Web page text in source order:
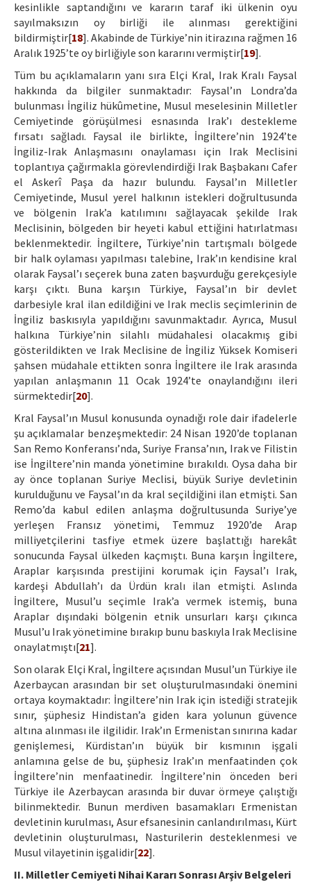
kesinlikle saptandığını ve kararın taraf iki ülkenin oyu
sayılmaksızın oy birliği ile alınması gerektiğini
bildirmiştir[18]. Akabinde de Türkiye’nin itirazına rağmen 16
Aralık 1925’te oy birliğiyle son kararını vermiştir[19].
Tüm bu açıklamaların yanı sıra Elçi Kral, Irak Kralı Faysal
hakkında da bilgiler sunmaktadır: Faysal’ın Londra’da
bulunması İngiliz hükûmetine, Musul meselesinin Milletler
Cemiyetinde görüşülmesi esnasında Irak’ı destekleme
fırsatı sağladı. Faysal ile birlikte, İngiltere’nin 1924’te
İngiliz-Irak Anlaşmasını onaylaması için Irak Meclisini
toplantıya çağırmakla görevlendirdiği Irak Başbakanı Cafer
el Askerî Paşa da hazır bulundu. Faysal’ın Milletler
Cemiyetinde, Musul yerel halkının istekleri doğrultusunda
ve bölgenin Irak’a katılımını sağlayacak şekilde Irak
Meclisinin, bölgeden bir heyeti kabul ettiğini hatırlatması
beklenmektedir. İngiltere, Türkiye’nin tartışmalı bölgede
bir halk oylaması yapılması talebine, Irak’ın kendisine kral
olarak Faysal’ı seçerek buna zaten başvurduğu gerekçesiyle
karşı çıktı. Buna karşın Türkiye, Faysal’ın bir devlet
darbesiyle kral ilan edildiğini ve Irak meclis seçimlerinin de
İngiliz baskısıyla yapıldığını savunmaktadır. Ayrıca, Musul
halkına Türkiye’nin silahlı müdahalesi olacakmış gibi
gösterildikten ve Irak Meclisine de İngiliz Yüksek Komiseri
şahsen müdahale ettikten sonra İngiltere ile Irak arasında
yapılan anlaşmanın 11 Ocak 1924’te onaylandığını ileri
sürmektedir[20].
Kral Faysal’ın Musul konusunda oynadığı role dair ifadelerle
şu açıklamalar benzeşmektedir: 24 Nisan 1920’de toplanan
San Remo Konferansı’nda, Suriye Fransa’nın, Irak ve Filistin
ise İngiltere’nin manda yönetimine bırakıldı. Oysa daha bir
ay önce toplanan Suriye Meclisi, büyük Suriye devletinin
kurulduğunu ve Faysal’ın da kral seçildiğini ilan etmişti. San
Remo’da kabul edilen anlaşma doğrultusunda Suriye’ye
yerleşen Fransız yönetimi, Temmuz 1920’de Arap
milliyetçilerini tasfiye etmek üzere başlattığı harekât
sonucunda Faysal ülkeden kaçmıştı. Buna karşın İngiltere,
Araplar karşısında prestijini korumak için Faysal’ı Irak,
kardeşi Abdullah’ı da Ürdün kralı ilan etmişti. Aslında
İngiltere, Musul’u seçimle Irak’a vermek istemiş, buna
Araplar dışındaki bölgenin etnik unsurları karşı çıkınca
Musul’u Irak yönetimine bırakıp bunu baskıyla Irak Meclisine
onaylatmıştı[21].
Son olarak Elçi Kral, İngiltere açısından Musul’un Türkiye ile
Azerbaycan arasından bir set oluşturulmasındaki önemini
ortaya koymaktadır: İngiltere’nin Irak için istediği stratejik
sınır, şüphesiz Hindistan’a giden kara yolunun güvence
altına alınması ile ilgilidir. Irak’ın Ermenistan sınırına kadar
genişlemesi, Kürdistan’ın büyük bir kısmının işgali
anlamına gelse de bu, şüphesiz Irak’ın menfaatinden çok
İngiltere’nin menfaatinedir. İngiltere’nin önceden beri
Türkiye ile Azerbaycan arasında bir duvar örmeye çalıştığı
bilinmektedir. Bunun merdiven basamakları Ermenistan
devletinin kurulması, Asur efsanesinin canlandırılması, Kürt
devletinin oluşturulması, Nasturilerin desteklenmesi ve
Musul vilayetinin işgalidir[22].
II. Milletler Cemiyeti Nihai Kararı Sonrası Arşiv Belgeleri